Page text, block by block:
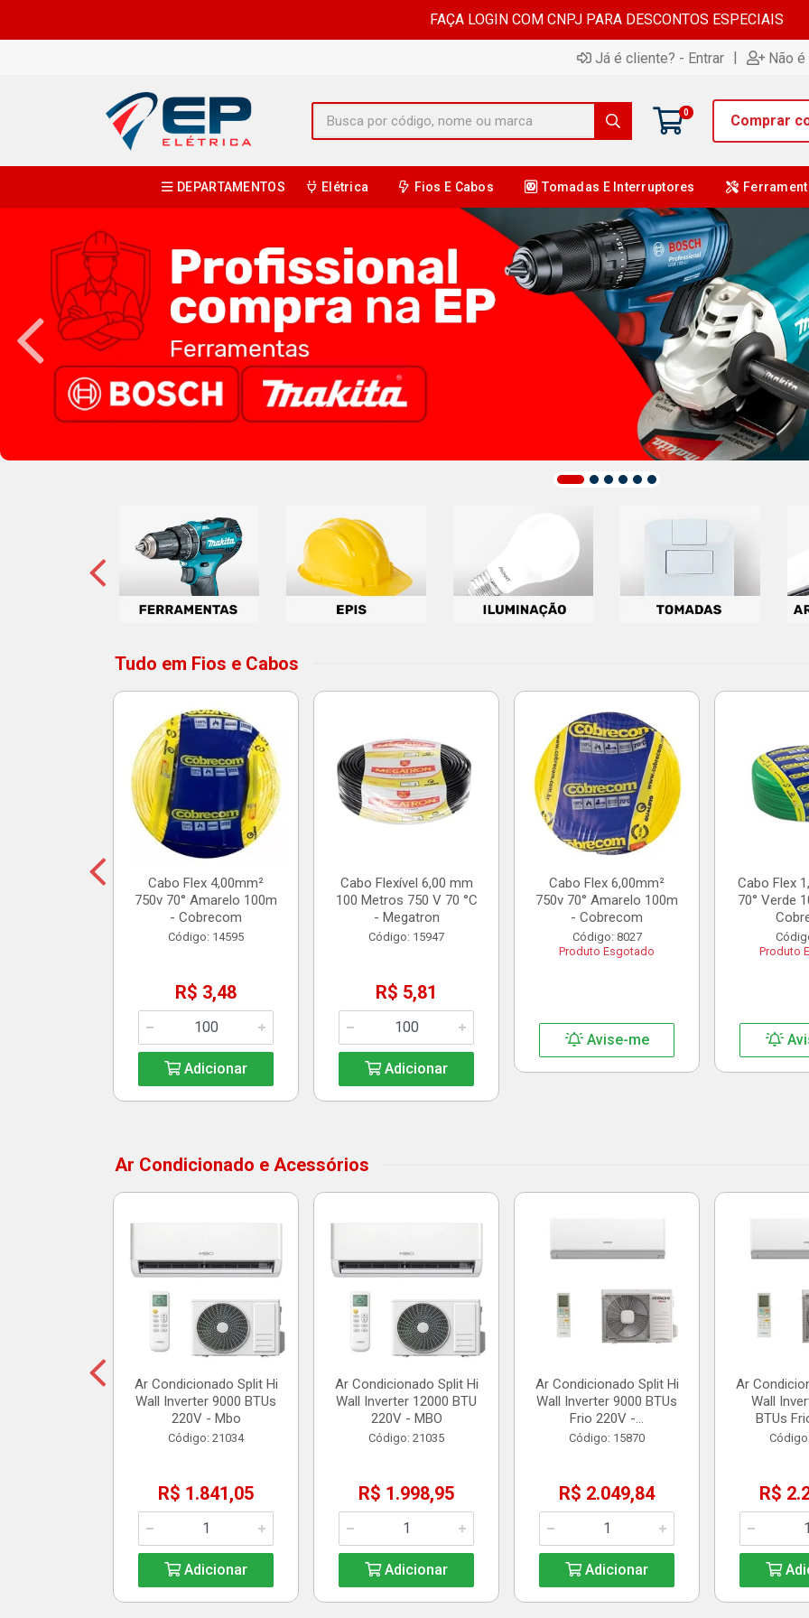
FAÇA LOGIN COM CNPJ PARA DESCONTOS ESPECIAIS
Já é cliente? - Entrar | Não
0 Comprar
DEPARTAMENTOS Elétrica Fios E Cabos Tomadas E Interruptores
Tudo em Fios e Cabos
Cabo Flex 4,00mm²
750v 70° Amarelo 100m
- Cobrecom
Código: 14595
R$ 3,48
Adicionar
Cabo Flexível 6,00 mm
100 Metros 750 V 70 °C
- Megatron
Código: 15947
R$ 5,81
Adicionar
Cabo Flex 6,00mm²
750v 70° Amarelo 100m
- Cobrecom
Código: 8027
Produto Esgotado
Avise-me
Cabo Flex
70° Verde
Produto
Ar Condicionado e Acessórios
Ar Condicionado Split Hi
Wall Inverter 9000 BTUs
220V - Mbo
Código: 21034
R$ 1.841,05
Adicionar
Ar Condicionado Split Hi
Wall Inverter 12000 BTU
220V - MBO
Código: 21035
R$ 1.998,95
Adicionar
Ar Condicionado Split Hi
Wall Inverter 9000 BTUs
Frio 220V -...
Código: 15870
R$ 2.049,84
Adicionar
Ar
Wall
BTUs
R$